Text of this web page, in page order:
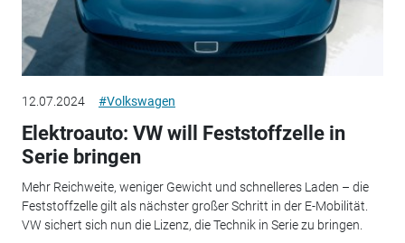
12.07.2024 #Volkswagen
Elektroauto: VW will Feststoffzelle in
Serie bringen
Mehr Reichweite, weniger Gewicht und schnelleres Laden – die
Feststoffzelle gilt als nächster großer Schritt in der E-Mobilität.
VW sichert sich nun die Lizenz, die Technik in Serie zu bringen.